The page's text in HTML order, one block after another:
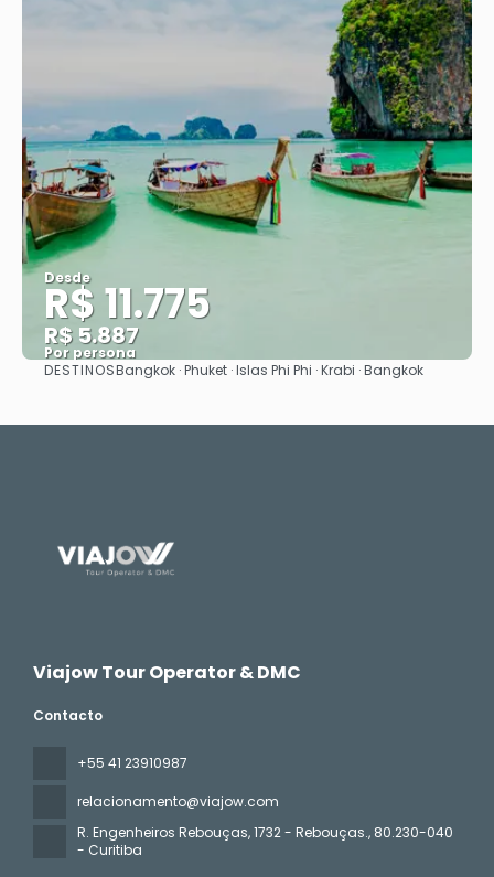
Desde
R$ 11.775
R$ 5.887
Por persona
Ver
DESTINOSBangkok · Phuket · Islas Phi Phi · Krabi · Bangkok
Viajow Tour Operator & DMC
Contacto
+55 41 23910987
relacionamento@viajow.com
R. Engenheiros Rebouças, 1732 - Rebouças., 80.230-040
- Curitiba